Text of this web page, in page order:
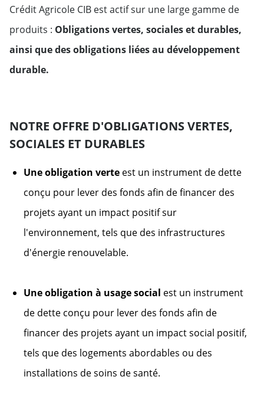
Crédit Agricole CIB est actif sur une large gamme de
produits : Obligations vertes, sociales et durables,
ainsi que des obligations liées au développement
durable.
NOTRE OFFRE D'OBLIGATIONS VERTES,
SOCIALES ET DURABLES
Une obligation verte est un instrument de dette
conçu pour lever des fonds afin de financer des
projets ayant un impact positif sur
l'environnement, tels que des infrastructures
d'énergie renouvelable.
Une obligation à usage social est un instrument
de dette conçu pour lever des fonds afin de
financer des projets ayant un impact social positif,
tels que des logements abordables ou des
installations de soins de santé.